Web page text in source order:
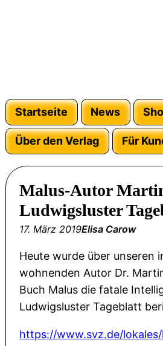
Startseite News
Über den Verlag Für
Malus-Autor
Ludwigsluster
17. März 2019Elisa Carow
Heute wurde über unseren
wohnenden Autor Dr.
Buch Malus die fatale
Ludwigsluster Tageblatt
https://www.svz.de/